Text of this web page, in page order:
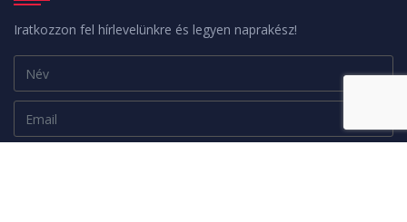
Iratkozzon fel hírlevelünkre és legyen naprakész!